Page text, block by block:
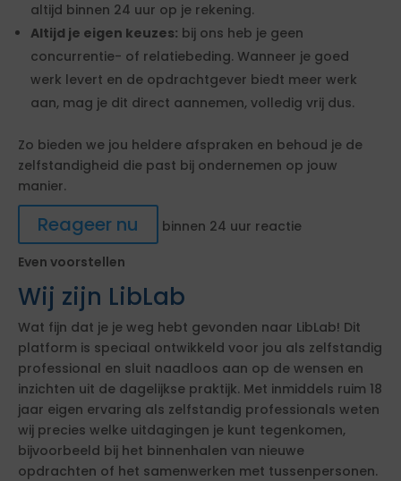
altijd binnen 24 uur op je rekening.
Altijd je eigen keuzes: bij ons heb je geen
concurrentie- of relatiebeding. Wanneer je goed
werk levert en de opdrachtgever biedt meer werk
aan, mag je dit direct aannemen, volledig vrij dus.
Zo bieden we jou heldere afspraken en behoud je de
zelfstandigheid die past bij ondernemen op jouw
manier.
Reageer nu
binnen 24 uur reactie
Even voorstellen
Wij zijn LibLab
Wat fijn dat je je weg hebt gevonden naar LibLab! Dit
platform is speciaal ontwikkeld voor jou als zelfstandig
professional en sluit naadloos aan op de wensen en
inzichten uit de dagelijkse praktijk. Met inmiddels ruim 18
jaar eigen ervaring als zelfstandig professionals weten
wij precies welke uitdagingen je kunt tegenkomen,
bijvoorbeeld bij het binnenhalen van nieuwe
opdrachten of het samenwerken met tussenpersonen.